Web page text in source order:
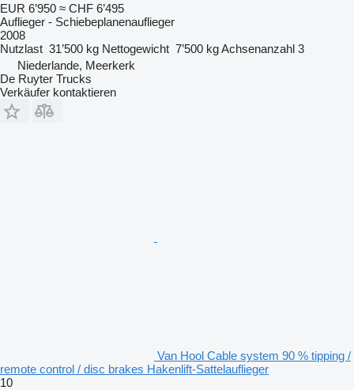
EUR 6’950 ≈ CHF 6’495
Auflieger - Schiebeplanenauflieger
2008
Nutzlast 31’500 kg Nettogewicht 7’500 kgAchsenanzahl 3
Niederlande, Meerkerk
De Ruyter Trucks
Verkäufer kontaktieren
Van Hool Cable system 90 % tipping /
remote control / disc brakes Hakenlift-Sattelauflieger
10